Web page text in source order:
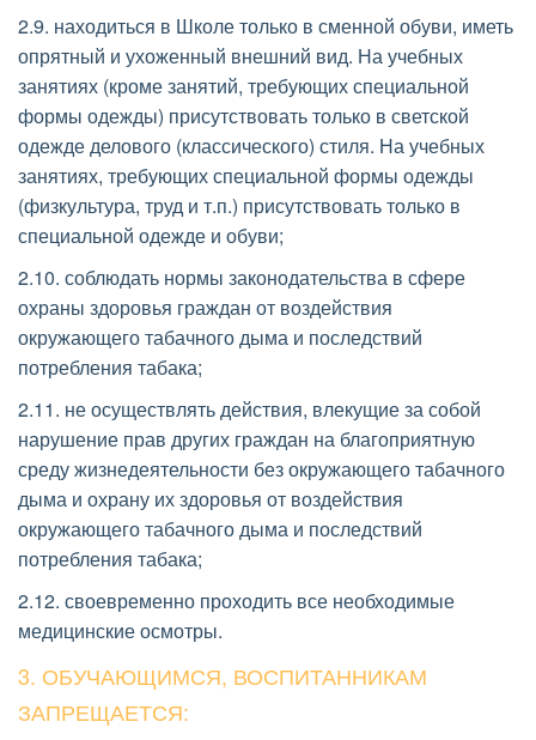
2.9. находиться в Школе только в сменной обуви, иметь
опрятный и ухоженный внешний вид. На учебных
занятиях (кроме занятий, требующих специальной
формы одежды) присутствовать только в светской
одежде делового (классического) стиля. На учебных
занятиях, требующих специальной формы одежды
(физкультура, труд и т.п.) присутствовать только в
специальной одежде и обуви;
2.10. соблюдать нормы законодательства в сфере
охраны здоровья граждан от воздействия
окружающего табачного дыма и последствий
потребления табака;
2.11. не осуществлять действия, влекущие за собой
нарушение прав других граждан на благоприятную
среду жизнедеятельности без окружающего табачного
дыма и охрану их здоровья от воздействия
окружающего табачного дыма и последствий
потребления табака;
2.12. своевременно проходить все необходимые
медицинские осмотры.
3. ОБУЧАЮЩИМСЯ, ВОСПИТАННИКАМ
ЗАПРЕЩАЕТСЯ: